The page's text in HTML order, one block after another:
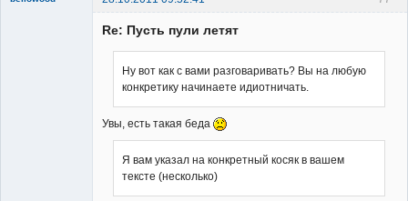
Re: Пусть пули летят
Ну вот как с вами разговаривать? Вы на любую
конкретику начинаете идиотничать.
Увы, есть такая беда
Я вам указал на конкретный косяк в вашем
тексте (несколько)